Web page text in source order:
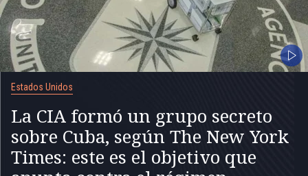
Estados Unidos
La CIA formó un grupo secreto
sobre Cuba, según The New York
Times: este es el objetivo que